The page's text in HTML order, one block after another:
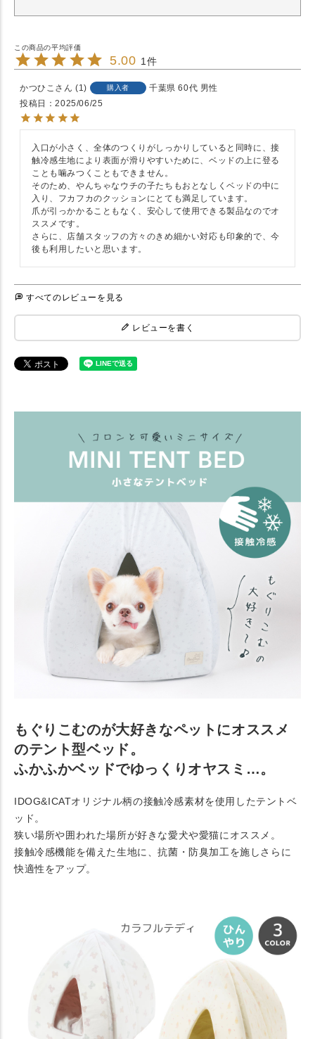
5.00 1
かつひこ 1 購入者 千葉県 60代 男性
投稿日
2025/06/25
入口が小さく、全体のつくりがしっかりしていると同時に、接
触冷感生地により表面が滑りやすいために、ベッドの上に登る
ことも噛みつくこともできません。
そのため、やんちゃなウチの子たちもおとなしくベッドの中に
入り、フカフカのクッションにとても満足しています。
爪が引っかかることもなく、安心して使用できる製品なのでオ
ススメです。
さらに、店舗スタッフの方々のきめ細かい対応も印象的で、今
後も利用したいと思います。
すべてのレビューを見る
レビューを書く
もぐりこむのが大好きなペットにオススメ
のテント型ベッド。
ふかふかベッドでゆっくりオヤスミ…。
IDOG&ICATオリジナル柄の接触冷感素材を使用したテントベ
ッド。
狭い場所や囲われた場所が好きな愛犬や愛猫にオススメ。
接触冷感機能を備えた生地に、抗菌・防臭加工を施しさらに
快適性をアップ。